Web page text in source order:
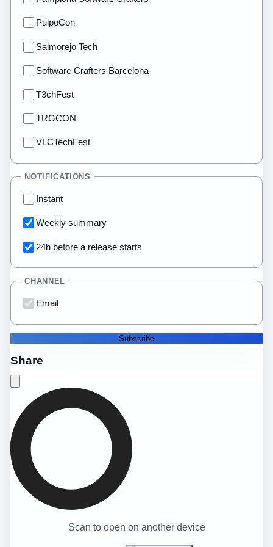
PulpoCon
Salmorejo Tech
Software Crafters Barcelona
T3chFest
TRGCON
VLCTechFest
NOTIFICATIONS
Instant
Weekly summary
24h before a release starts
CHANNEL
Email
Subscribe
Share
Scan to open on another device